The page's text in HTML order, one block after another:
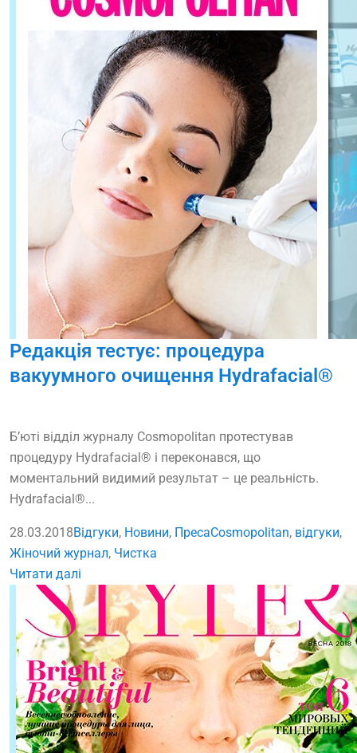
Редакція тестує: процедура
вакуумного очищення Hydrafacial®
Б’юті відділ журналу Cosmopolitan протестував
процедуру Hydrafacial® і переконався, що
моментальний видимий результат – це реальність.
Hydrafacial®...
28.03.2018Відгуки, Новини, ПресаCosmopolitan, відгуки,
Жiночий журнал, Чистка
Читати далі